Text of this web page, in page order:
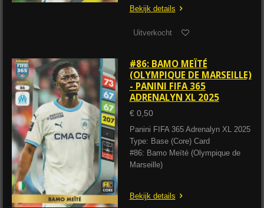
Bekijk details
Uitverkocht
#86: BAMO MEÏTÉ
(OLYMPIQUE DE MARSEILLE)
- PANINI FIFA 365
ADRENALYN XL 2025
€ 0,50
Panini FIFA 365 Adrenalyn XL 2025
Type: Base (Core) Card
#86: Bamo Meïté (Olympique de
Marseille)
Bekijk details